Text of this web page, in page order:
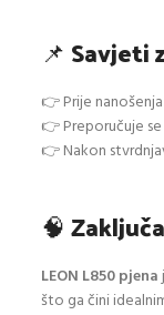
📌 Savjeti
👉 Prije
👉 Preporučuje se
👉 Nakon
🧠
LEON L850 pjena
što ga čini